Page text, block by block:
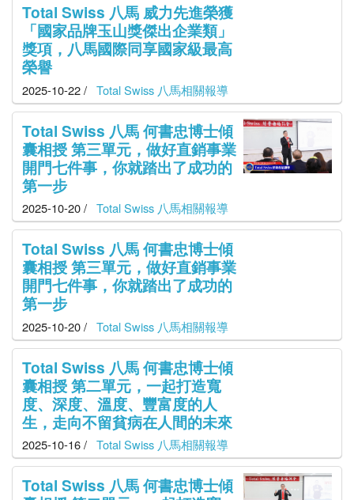
Total Swiss 八馬 威力先進榮獲
「國家品牌玉山獎傑出企業類」
獎項，八馬國際同享國家級最高
榮譽
2025-10-22 / Total Swiss 八馬相關報導
Total Swiss 八馬 何書忠博士傾
囊相授 第三單元，做好直銷事業
開門七件事，你就踏出了成功的
第一步
2025-10-20 / Total Swiss 八馬相關報導
Total Swiss 八馬 何書忠博士傾
囊相授 第三單元，做好直銷事業
開門七件事，你就踏出了成功的
第一步
2025-10-20 / Total Swiss 八馬相關報導
Total Swiss 八馬 何書忠博士傾
囊相授 第二單元，一起打造寬
度、深度、溫度、豐富度的人
生，走向不留貧病在人間的未來
2025-10-16 / Total Swiss 八馬相關報導
Total Swiss 八馬 何書忠博士傾